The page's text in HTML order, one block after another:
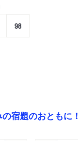
98
宿題のおともに！